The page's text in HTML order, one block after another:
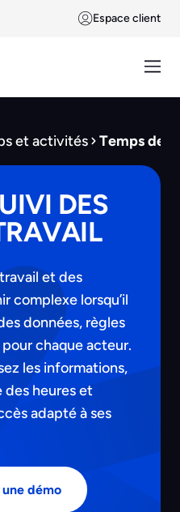
Espace client
et activités Temps de
DES
et des
complexe lorsqu’il
données, règles
chaque acteur.
les informations,
des heures et
adapté à ses
démo